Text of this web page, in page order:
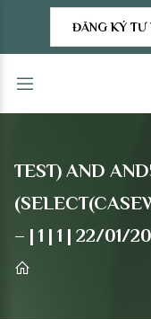
ĐĂNG KÝ TƯ
TEST) AND
– | 1 | 1 | 22/01/